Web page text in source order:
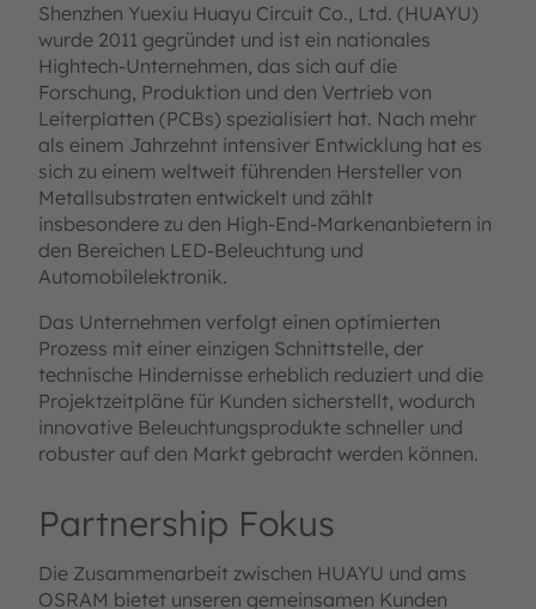
Shenzhen Yuexiu Huayu Circuit Co., Ltd. (HUAYU)
wurde 2011 gegründet und ist ein nationales
Hightech-Unternehmen, das sich auf die
Forschung, Produktion und den Vertrieb von
Leiterplatten (PCBs) spezialisiert hat. Nach mehr
als einem Jahrzehnt intensiver Entwicklung hat es
sich zu einem weltweit führenden Hersteller von
Metallsubstraten entwickelt und zählt
insbesondere zu den High-End-Markenanbietern in
den Bereichen LED-Beleuchtung und
Automobilelektronik.
Das Unternehmen verfolgt einen optimierten
Prozess mit einer einzigen Schnittstelle, der
technische Hindernisse erheblich reduziert und die
Projektzeitpläne für Kunden sicherstellt, wodurch
innovative Beleuchtungsprodukte schneller und
robuster auf den Markt gebracht werden können.
Partnership Fokus
Die Zusammenarbeit zwischen HUAYU und ams
OSRAM bietet unseren gemeinsamen Kunden